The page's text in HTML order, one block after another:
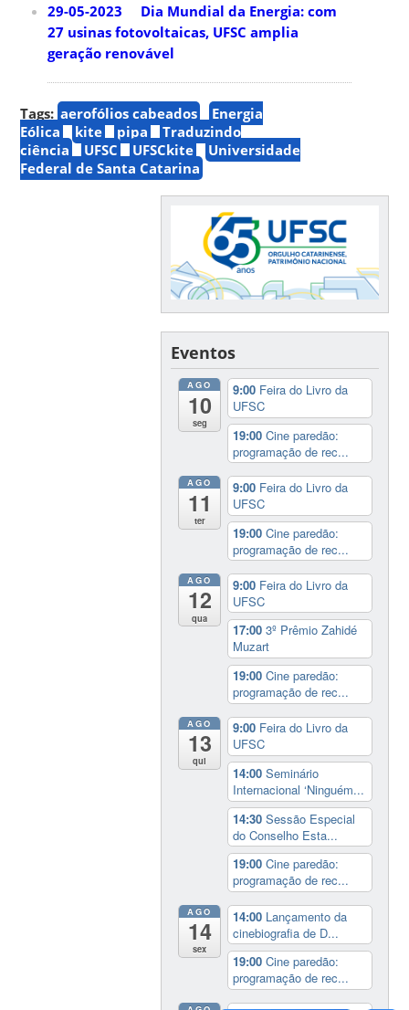
29-05-2023 Dia Mundial da Energia: com
27 usinas fotovoltaicas, UFSC amplia
geração renovável
Tags: aerofólios cabeados
Energia
Eólica
kite pipa
Traduzindo
ciência
UFSC UFSCkite
Universidade
Federal de Santa Catarina
Eventos
AGO
10
seg
9:00 Feira do Livro da
UFSC
19:00Cine paredão:
programação de rec...
AGO
11
ter
9:00 Feira do Livro da
UFSC
19:00Cine paredão:
programação de rec...
AGO
12
qua
9:00 Feira do Livro da
UFSC
17:003º Prêmio Zahidé
Muzart
19:00Cine paredão:
programação de rec...
AGO
13
qui
9:00 Feira do Livro da
UFSC
14:00Seminário
Internacional ‘Ninguém...
14:30Sessão Especial
do Conselho Esta...
19:00Cine paredão:
programação de rec...
AGO
14
sex
14:00 Lançamento da
cinebiografia de D...
19:00Cine paredão:
programação de rec...